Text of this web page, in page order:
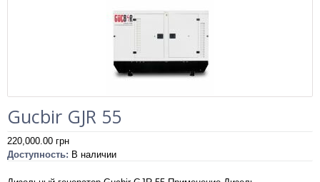
Gucbir GJR 55
220,000.00 грн
Доступность: В наличии